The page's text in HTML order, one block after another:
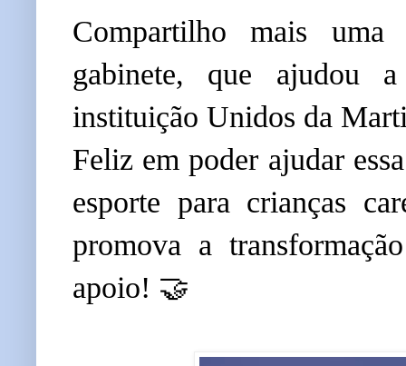
Compartilho mais uma
gabinete, que ajudou
instituição Unidos da
Feliz em poder ajudar
esporte para crianças
promova a
apoio! 🤝